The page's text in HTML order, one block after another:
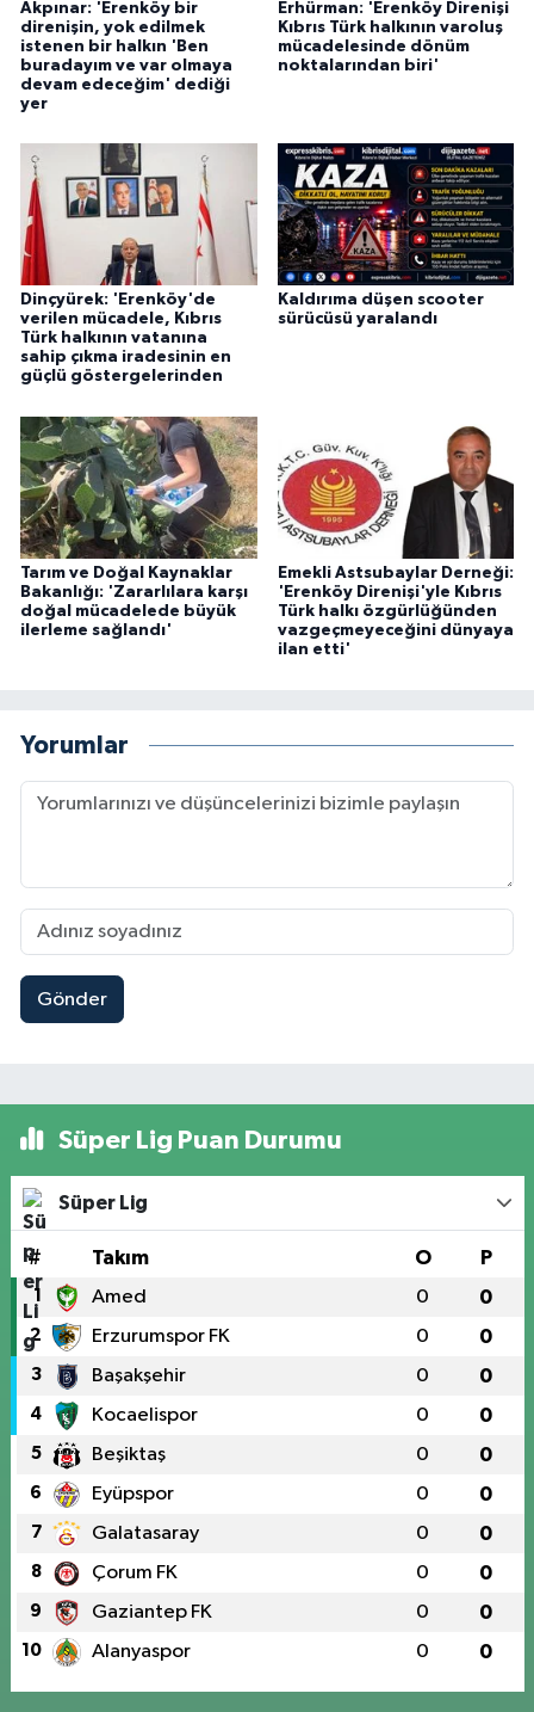
Akpınar: 'Erenköy bir
direnişin, yok edilmek
istenen bir halkın 'Ben
buradayım ve var olmaya
devam edeceğim' dediği
yer
Erhürman: 'Erenköy Direnişi
Kıbrıs Türk halkının varoluş
mücadelesinde dönüm
noktalarından biri'
Dinçyürek: 'Erenköy'de
verilen mücadele, Kıbrıs
Türk halkının vatanına
sahip çıkma iradesinin en
güçlü göstergelerinden
Kaldırıma düşen scooter
sürücüsü yaralandı
Tarım ve Doğal Kaynaklar
Bakanlığı: 'Zararlılara karşı
doğal mücadelede büyük
ilerleme sağlandı'
Emekli Astsubaylar Derneği:
'Erenköy Direnişi'yle Kıbrıs
Türk halkı özgürlüğünden
vazgeçmeyeceğini dünyaya
ilan etti'
Yorumlar
Gönder
Süper Lig Puan Durumu
Süper Lig
# Takım O P
1 Amed 0 0
2 Erzurumspor FK 0 0
3 Başakşehir 0 0
4 Kocaelispor 0 0
5 Beşiktaş 0 0
6 Eyüpspor 0 0
7 Galatasaray 0 0
8 Çorum FK 0 0
9 Gaziantep FK 0 0
10 Alanyaspor 0 0